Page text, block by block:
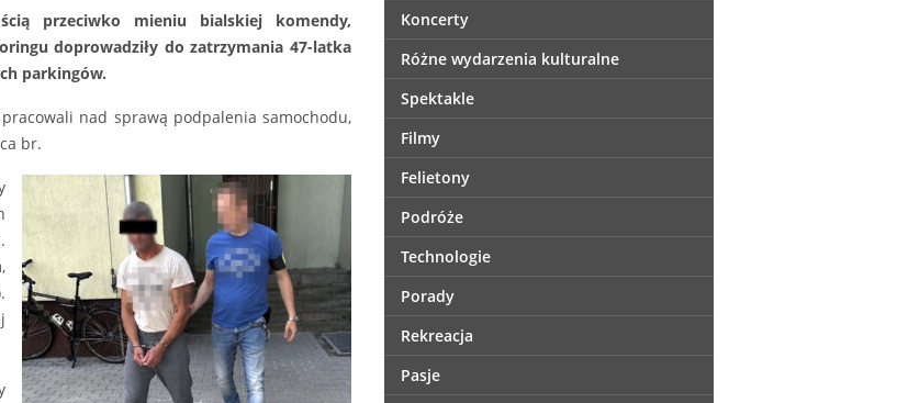
przeciwko mieniu bialskiej komendy,
doprowadziły do zatrzymania 47-latka
parkingów.
nad sprawą podpalenia samochodu,
br.
Koncerty
Różne wydarzenia kulturalne
Spektakle
Filmy
Felietony
Podróże
Technologie
Porady
Rekreacja
Pasje